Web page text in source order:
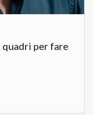
quadri per fare